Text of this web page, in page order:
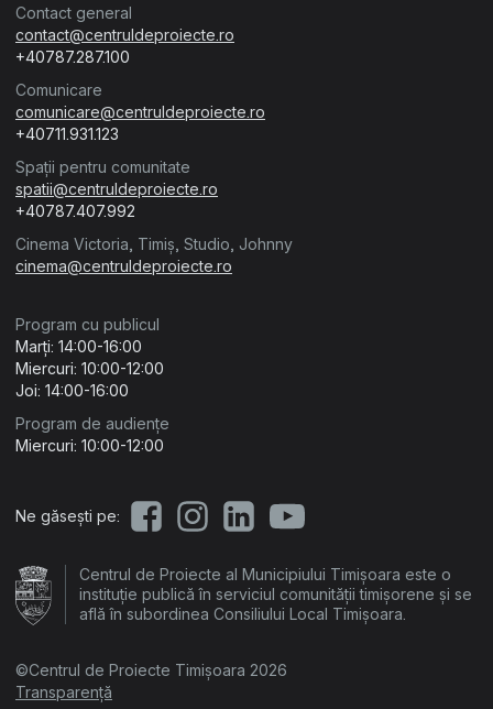
Contact general
contact@centruldeproiecte.ro
+40787.287.100
Comunicare
comunicare@centruldeproiecte.ro
+40711.931.123
Spații pentru comunitate
spatii@centruldeproiecte.ro
+40787.407.992
Cinema Victoria, Timiș, Studio, Johnny
cinema@centruldeproiecte.ro
Program cu publicul
Marți: 14:00-16:00
Miercuri: 10:00-12:00
Joi: 14:00-16:00
Program de audiențe
Miercuri: 10:00-12:00
Ne găsești pe:
Centrul de Proiecte al Municipiului Timișoara este o
instituție publică în serviciul comunității timișorene și se
află în subordinea Consiliului Local Timișoara.
©Centrul de Proiecte Timișoara 2026
Transparență